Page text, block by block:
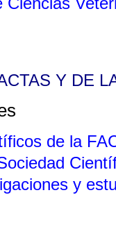
Y DE
de la
y